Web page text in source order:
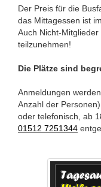
Der Preis für die
das Mittagessen ist
Auch Nicht-
teilzunehmen!
Die Plätze sind
Anmeldungen
Anzahl der
oder telefonisch, ab
01512 7251344